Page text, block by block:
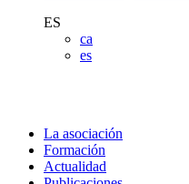
ES
ca
es
La asociación
Formación
Actualidad